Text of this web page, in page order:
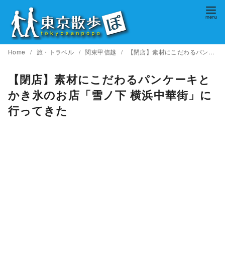
ンHome 旅・トラベル 関東甲信越 【閉店】素材にこだわるパンケーキとかき氷のお店「雪ノ下 横浜中華街」に行ってきた
【閉店】素材にこだわるパンケーキと
かき氷のお店「雪ノ下 横浜中華街」に
行ってきた